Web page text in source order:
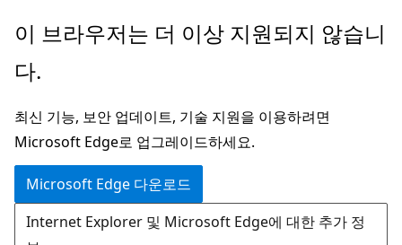
주
콘
츠
로
건
너
뛰
이 브라우저는 더 이상 지원되지 않습니
다.
최신 기능, 보안 업데이트, 기술 지원을 이용하려면
Microsoft Edge로 업그레이드하세요.
Microsoft Edge 다운로드
Internet Explorer 및 Microsoft Edge에 대한 추가 정